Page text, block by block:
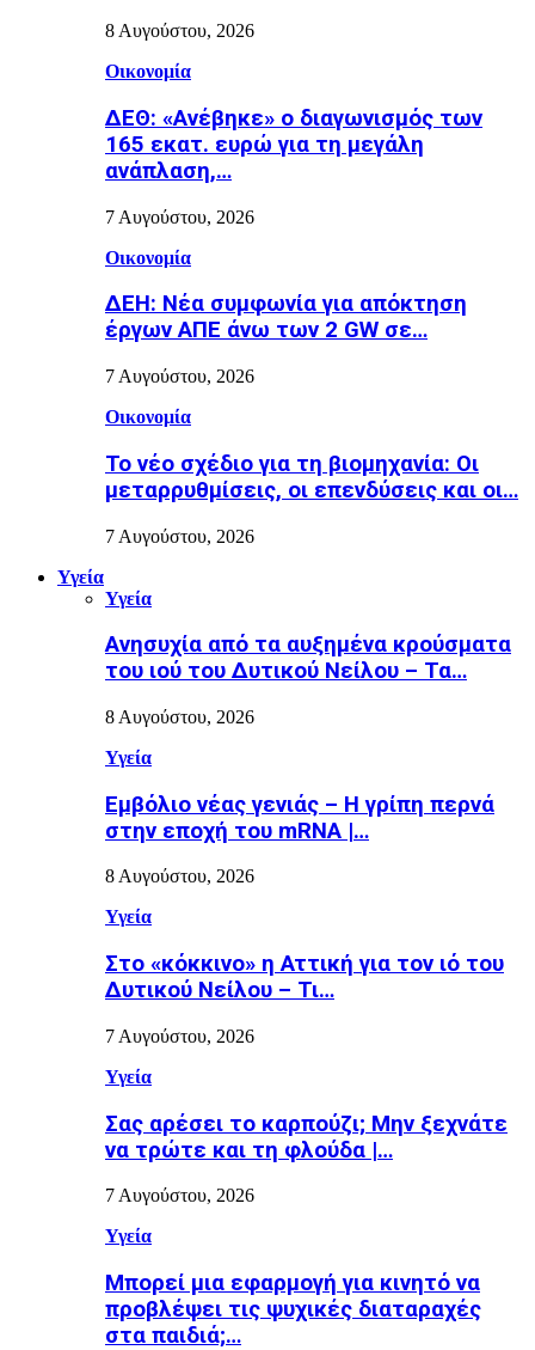
8 Αυγούστου, 2026
Οικονομία
ΔΕΘ: «Ανέβηκε» ο διαγωνισμός των
165 εκατ. ευρώ για τη μεγάλη
ανάπλαση,…
7 Αυγούστου, 2026
Οικονομία
ΔΕΗ: Νέα συμφωνία για απόκτηση
έργων ΑΠΕ άνω των 2 GW σε…
7 Αυγούστου, 2026
Οικονομία
Το νέο σχέδιο για τη βιομηχανία: Οι
μεταρρυθμίσεις, οι επενδύσεις και οι…
7 Αυγούστου, 2026
Υγεία
Υγεία
Ανησυχία από τα αυξημένα κρούσματα
του ιού του Δυτικού Νείλου – Τα…
8 Αυγούστου, 2026
Υγεία
Εµβόλιο νέας γενιάς – Η γρίπη περνά
στην εποχή του mRNA |…
8 Αυγούστου, 2026
Υγεία
Στο «κόκκινο» η Αττική για τον ιό του
Δυτικού Νείλου – Τι…
7 Αυγούστου, 2026
Υγεία
Σας αρέσει το καρπούζι; Μην ξεχνάτε
να τρώτε και τη φλούδα |…
7 Αυγούστου, 2026
Υγεία
Μπορεί μια εφαρμογή για κινητό να
προβλέψει τις ψυχικές διαταραχές
στα παιδιά;…